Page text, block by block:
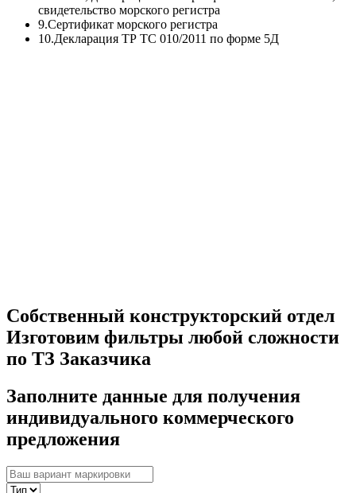
свидетельство морского регистра
9.Сертификат морского регистра
10.Декларация ТР ТС 010/2011 по форме 5Д
Собственный конструкторский отдел
Изготовим фильтры любой сложности
по ТЗ Заказчика
Заполните данные для получения
индивидуального коммерческого
предложения